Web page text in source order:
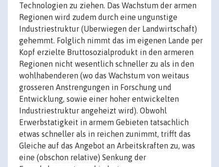
Technologien zu ziehen. Das Wachstum der armen
Regionen wird zudem durch eine ungunstige
Industriestruktur (Uberwiegen der Landwirtschaft)
gehemmt. Folglich nimmt das im eigenen Lande per
Kopf erzielte Bruttosozialprodukt in den armeren
Regionen nicht wesentlich schneller zu als in den
wohlhabenderen (wo das Wachstum von weitaus
grosseren Anstrengungen in Forschung und
Entwicklung, sowie einer hoher entwickelten
Industriestruktur angeheizt wird). Obwohl
Erwerbstatigkeit in armem Gebieten tatsachlich
etwas schneller als in reichen zunimmt, trifft das
Gleiche auf das Angebot an Arbeitskraften zu, was
eine (obschon relative) Senkung der